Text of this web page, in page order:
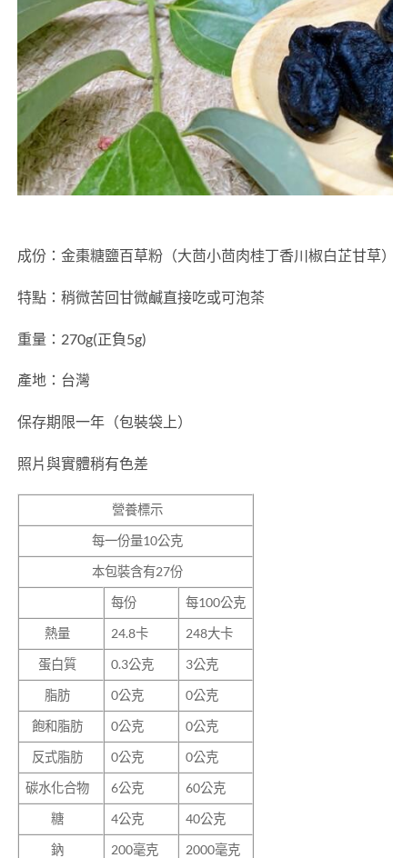
成份：金棗糖鹽百草粉（大茴小茴肉桂丁香川椒白芷甘草）
特點：稍微苦回甘微鹹直接吃或可泡茶
重量：270g(正負5g)
產地：台灣
保存期限一年（包裝袋上）
照片與實體稍有色差
營養標示
每一份量10公克
本包裝含有27份
每份
每100公克
熱量
24.8卡
248大卡
蛋白質
0.3公克
3公克
脂肪
0公克
0公克
飽和脂肪
0公克
0公克
反式脂肪
0公克
0公克
碳水化合物
6公克
60公克
糖
4公克
40公克
鈉
200毫克 2000毫克